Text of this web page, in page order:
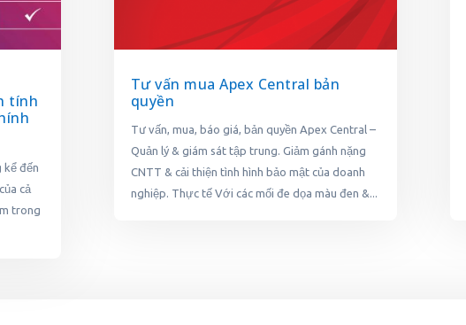
tính
kể đến
cả
trong
Tư vấn mua Apex Central bản
quyền
Tư vấn, mua, báo giá, bản quyền Apex Central –
Quản lý & giám sát tập trung. Giảm gánh nặng
CNTT & cải thiện tình hình bảo mật của doanh
nghiệp. Thực tế Với các mối đe dọa màu đen &...